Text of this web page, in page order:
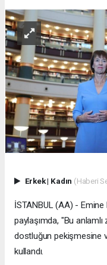
Erkek| Kadın (Haberi
İSTANBUL (AA) - Emine
paylaşımda, "Bu
dostluğun pekişmesine
kullandı.